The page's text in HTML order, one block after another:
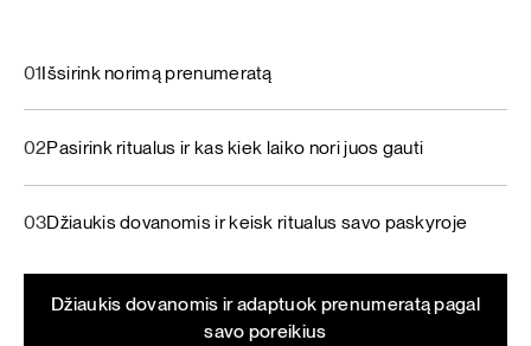
01Išsirink norimą prenumeratą
02Pasirink ritualus ir kas kiek laiko nori juos gauti
03Džiaukis dovanomis ir keisk ritualus savo paskyroje
Džiaukis dovanomis ir adaptuok prenumeratą pagal
savo poreikius